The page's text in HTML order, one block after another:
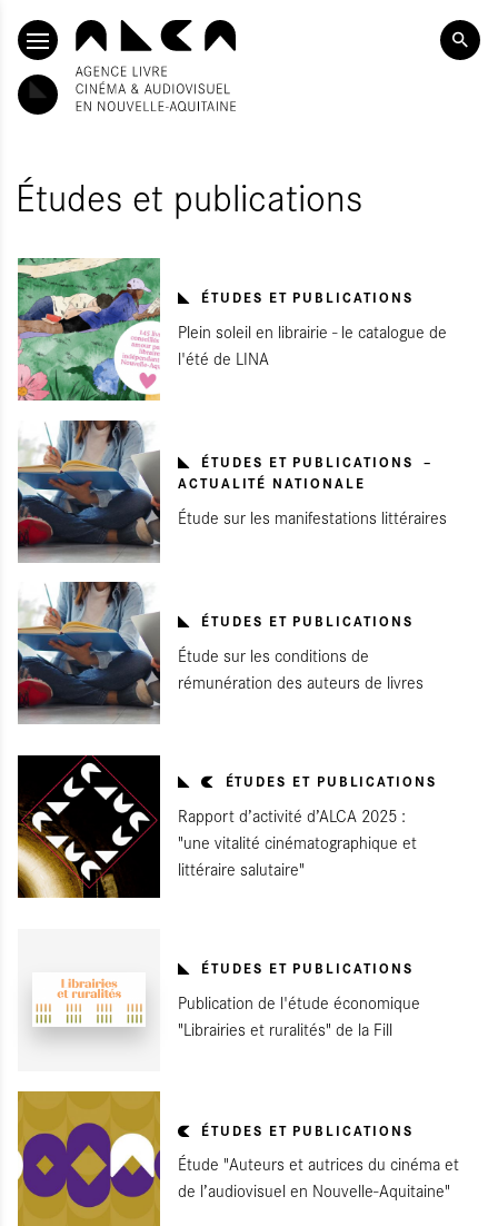
ALLER AU CONTENU PRINCIPAL
Études et publications
ÉTUDES ET PUBLICATIONS
Plein soleil en librairie - le catalogue de
l'été de LINA
ÉTUDES ET PUBLICATIONS
ACTUALITÉ NATIONALE
Étude sur les manifestations littéraires
ÉTUDES ET PUBLICATIONS
Étude sur les conditions de
rémunération des auteurs de livres
ÉTUDES ET PUBLICATIONS
Rapport d’activité d’ALCA 2025 :
"une vitalité cinématographique et
littéraire salutaire"
ÉTUDES ET PUBLICATIONS
Publication de l'étude économique
"Librairies et ruralités" de la Fill
ÉTUDES ET PUBLICATIONS
Étude "Auteurs et autrices du cinéma et
de l’audiovisuel en Nouvelle-Aquitaine"